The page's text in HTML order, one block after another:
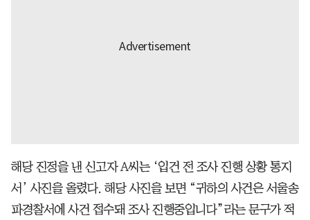
해당 진정을 낸 신고자 A씨는 ‘입건 전 조사 진행 상황 통지
서’ 사진을 올렸다. 해당 사진을 보면 “귀하의 사건은 서울송
파경찰서에 사건 접수돼 조사 진행중입니다”라는 문구가 적